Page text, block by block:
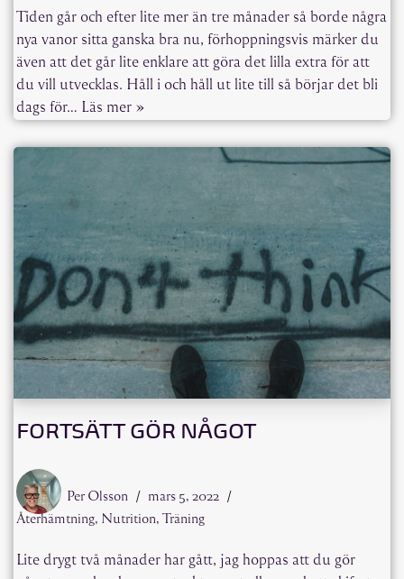
Tiden går och efter lite mer än tre månader så borde några
nya vanor sitta ganska bra nu, förhoppningsvis märker du
även att det går lite enklare att göra det lilla extra för att
du vill utvecklas. Håll i och håll ut lite till så börjar det bli
dags för… Läs mer »
FORTSÄTT GÖR NÅGOT
Per Olsson
mars 5, 2022
Återhämtning, Nutrition, Träning
Lite drygt två månader har gått, jag hoppas att du gör